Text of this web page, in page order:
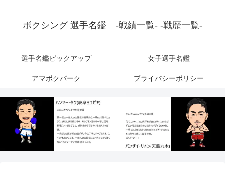
ボクシング 選手名鑑 -戦績一覧- -戦歴一覧-
選手名鑑ピックアップ 女子選手名鑑
アマボクパーク プライバシーポリシー